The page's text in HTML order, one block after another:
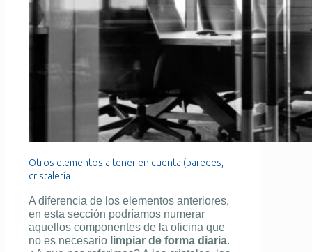
Otros elementos a tener en cuenta (paredes,
cristalería
A diferencia de los elementos anteriores,
en esta sección podríamos numerar
aquellos componentes de la oficina que
no es necesario limpiar de forma diaria.